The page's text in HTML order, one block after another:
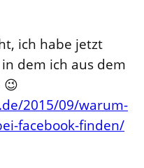
ich habe jetzt
dem ich aus dem
😉
2015/09/warum-
facebook-finden/